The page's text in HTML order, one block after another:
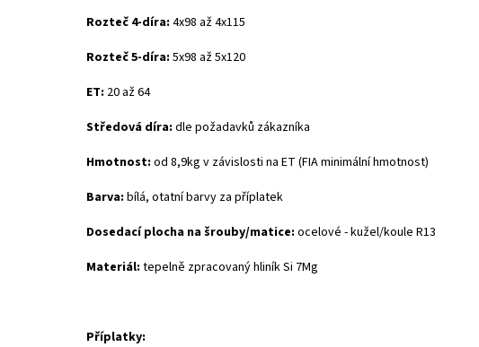
Rozteč 4-díra: 4x98 až 4x115
Rozteč 5-díra: 5x98 až 5x120
ET: 20 až 64
Středová díra: dle požadavků zákazníka
Hmotnost: od 8,9kg v závislosti na ET (FIA minimální hmotnost)
Barva: bílá, otatní barvy za příplatek
Dosedací plocha na šrouby/matice: ocelové - kužel/koule R13
Materiál: tepelně zpracovaný hliník Si 7Mg
Příplatky: